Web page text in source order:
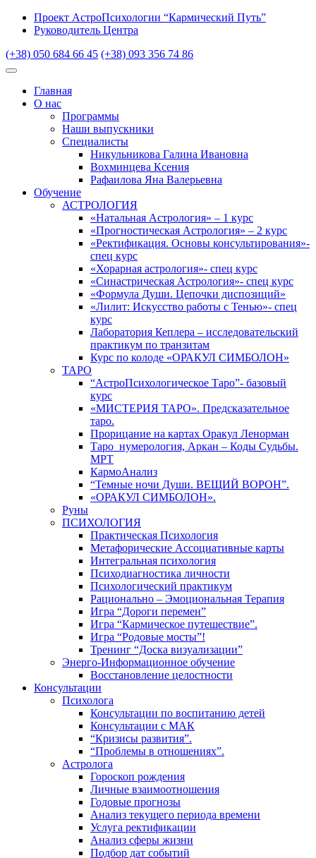
Проект АстроПсихологии “Кармический Путь”
Руководитель Центра
(+38) 050 684 66 45 (+38) 093 356 74 86
Главная
О нас
Программы
Наши выпускники
Специалисты
Никульникова Галина Ивановна
Вохминцева Ксения
Рафаилова Яна Валерьевна
Обучение
АСТРОЛОГИЯ
«Натальная Астрология» – 1 курс
«Прогностическая Астрология» – 2 курс
«Ректификация. Основы консультирования»-
спец курс
«Хорарная астрология»- спец курс
«Синастрическая Астрология»- спец курс
«Формула Души. Цепочки диспозиций»
«Лилит: Искусство работы с Тенью»- спец
курс
Лаборатория Кеплера – исследовательский
практикум по транзитам
Курс по колоде «ОРАКУЛ СИМБОЛОН»
ТАРО
“АстроПсихологическое Таро”- базовый
курс
«МИСТЕРИЯ ТАРО». Предсказательное
таро.
Прорицание на картах Оракул Ленорман
Таро_нумерология, Аркан – Коды Судьбы.
МРТ
КармоАнализ
“Темные ночи Души. ВЕЩИЙ ВОРОН”.
«ОРАКУЛ СИМБОЛОН».
Руны
ПСИХОЛОГИЯ
Практическая Психология
Метафорические Ассоциативные карты
Интегральная психология
Психодиагностика личности
Психологический практикум
Рационально – Эмоциональная Терапия
Игра “Дороги перемен”
Игра “Кармическое путешествие”.
Игра “Родовые мосты”!
Тренинг “Доска визуализации”
Энерго-Информационное обучение
Восстановление целостности
Консультации
Психолога
Консультации по воспитанию детей
Консультации с МАК
“Кризисы развития”.
“Проблемы в отношениях”.
Астролога
Гороскоп рождения
Личные взаимоотношения
Годовые прогнозы
Анализ текущего периода времени
Услуга ректификации
Анализ сферы жизни
Подбор дат событий